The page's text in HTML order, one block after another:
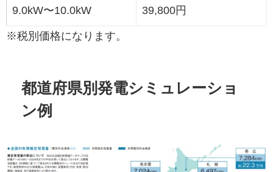
9.0kW〜10.0kW 39,800円
※税別価格になります。
都道府県別発電シミュレーショ
ン例